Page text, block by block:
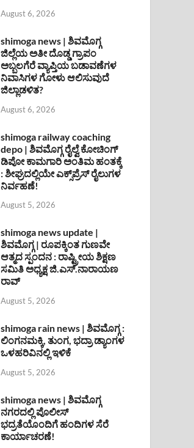
August 6, 2026
shimoga news | ಶಿವಮೊಗ್ಗ
ಜಿಲ್ಲೆಯ ಅತೀ ದೊಡ್ಡ ಗ್ರಾಪಂ
ಅಬ್ಬಲಗೆರೆ ವ್ಯಾಪ್ತಿಯ ಬಡಾವಣೆಗಳ
ನಿವಾಸಿಗಳ ಗೋಳು ಆಲಿಸುವುದೆ
ಜಿಲ್ಲಾಡಳಿತ?
August 6, 2026
shimoga railway coaching
depo | ಶಿವಮೊಗ್ಗ ರೈಲ್ವೆ ಕೋಚಿಂಗ್
ಡಿಪೋ ಕಾಮಗಾರಿ ಅಂತಿಮ ಹಂತಕ್ಕೆ
: ಶೀಘ್ರದಲ್ಲಿಯೇ ಎಕ್ಸ್‌ಪ್ರೆಸ್ ರೈಲುಗಳ
ನಿರ್ವಹಣೆ!
August 5, 2026
shimoga news update |
ಶಿವಮೊಗ್ಗ | ರೂಪಕ್ಕಿಂತ ಗುಣವೇ
ಆತ್ಮದ ಸ್ಪಂದನ : ರಾಷ್ಟ್ರೀಯ ಶಿಕ್ಷಣ
ಸಮಿತಿ ಅಧ್ಯಕ್ಷ ಜಿ.ಎಸ್.ನಾರಾಯಣ
ರಾವ್
August 5, 2026
shimoga rain news | ಶಿವಮೊಗ್ಗ :
ಲಿಂಗನಮಕ್ಕಿ, ತುಂಗ, ಭದ್ರಾ ಡ್ಯಾಂಗಳ
ಒಳಹರಿವಿನಲ್ಲಿ ಇಳಿಕೆ
August 5, 2026
shimoga news | ಶಿವಮೊಗ್ಗ
ನಗರದಲ್ಲಿ ಪೊಲೀಸ್
ಭದ್ರತೆಯೊಂದಿಗೆ ಹಂದಿಗಳ ಸೆರೆ
ಕಾರ್ಯಾಚರಣೆ!